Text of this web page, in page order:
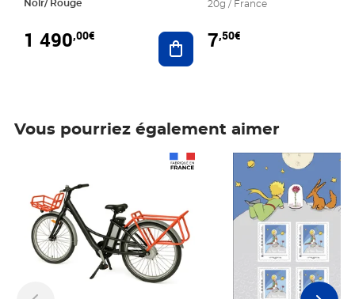
Noir/ Rouge
1 490,00€ Ajouter au panier
20g / France
7,50€
Vous pourriez également aimer
Prix 7,50€